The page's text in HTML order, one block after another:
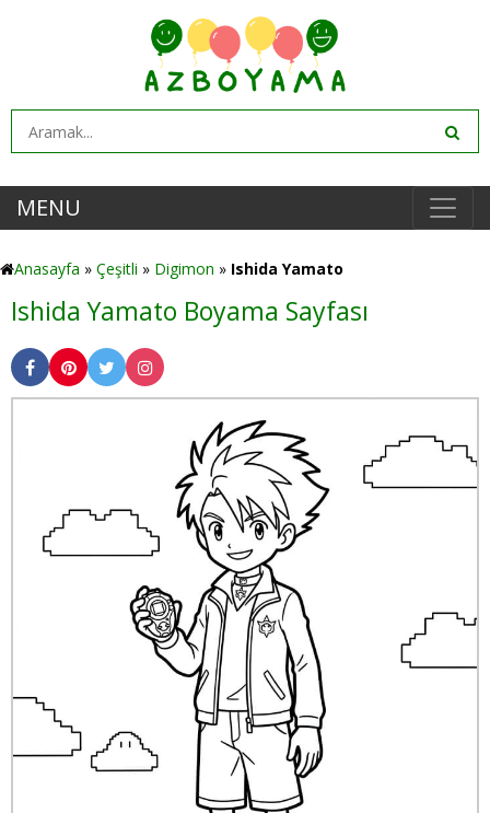
MENU
Anasayfa » Çeşitli » Digimon » Ishida Yamato
Ishida Yamato Boyama Sayfası